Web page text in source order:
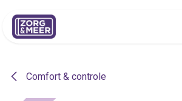
Comfort & controle